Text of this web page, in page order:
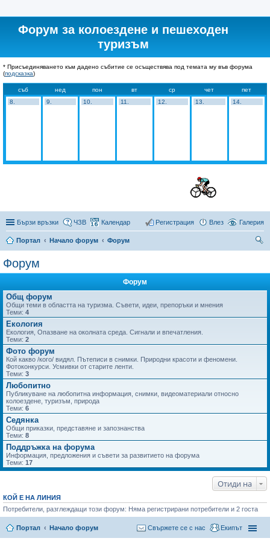
Форум за колоездене и пешеходен
туризъм
* Присъединяването към дадено събитие се осъществява под темата му във форума
(подсказка)
съб нед пон вт ср чет
пет
8.
9. 10. 11. 12. 13. 14.
Бързи връзки Галерия
ЧЗВ Календар Влез
Регистрация
Портал Начало форум
Форум
Форум
Форум
Общ форум
Общи теми в областта на туризма. Съвети, идеи, препоръки и мнения
Теми: 4
Екология
Екология, Опазване на околната среда. Сигнали и впечатления.
Теми: 2
Фото форум
Кой какво /кого/ видял. Пътеписи в снимки. Природни красоти и феномени.
Фотоконкурси. Усмивки от старите ленти.
Теми: 3
Любопитно
Публикуване на любопитна информация, снимки, видеоматериали относно
колоездене, туризъм, природа
Теми: 6
Седянка
Общи приказки, представяне и запознанства
Теми: 8
Поддръжка на форума
Информация, предложения и съвети за развитието на форума
Теми: 17
Отиди на
КОЙ Е НА ЛИНИЯ
Потребители, разглеждащи този форум: Няма регистрирани потребители и 2 госта
Портал Начало форум Екипът
Свържете се с нас